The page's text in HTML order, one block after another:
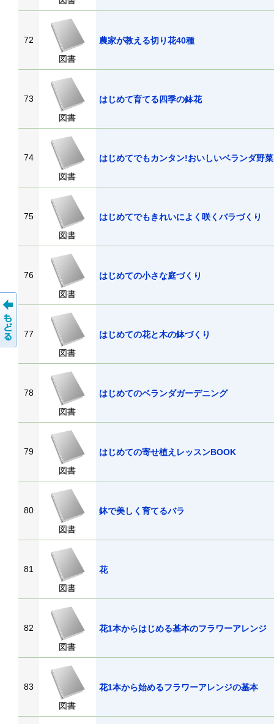
72
図書
農家が教える切り花40種
73
図書
はじめて育てる四季の鉢花
74
図書
はじめてでもカンタン!おいしいベランダ野菜
75
図書
はじめてでもきれいによく咲くバラづくり
76
図書
はじめての小さな庭づくり
77
図書
はじめての花と木の鉢づくり
78
図書
はじめてのベランダガーデニング
79
図書
はじめての寄せ植えレッスンBOOK
80
図書
鉢で美しく育てるバラ
81
図書
花
82
図書
花1本からはじめる基本のフラワーアレンジ
83
図書
花1本から始めるフラワーアレンジの基本